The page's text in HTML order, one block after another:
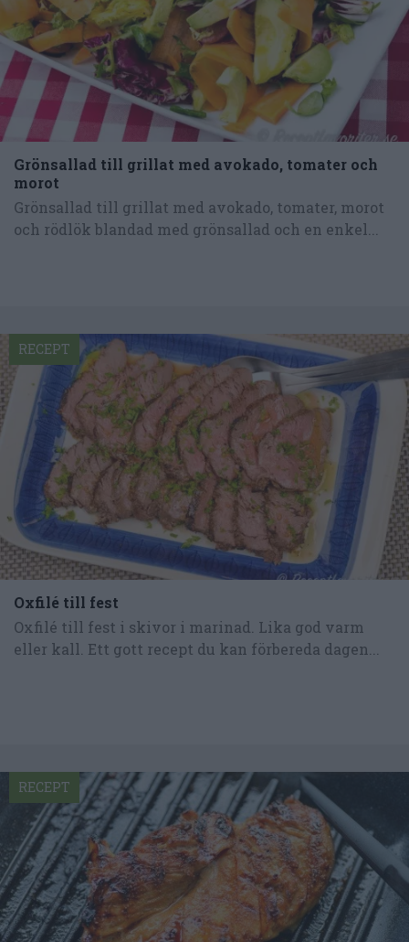
Grönsallad till grillat med avokado, tomater och
morot
Grönsallad till grillat med avokado, tomater, morot
och rödlök blandad med grönsallad och en enkel...
Oxfilé till fest
Oxfilé till fest i skivor i marinad. Lika god varm
eller kall. Ett gott recept du kan förbereda dagen...
RECEPT
RECEPT